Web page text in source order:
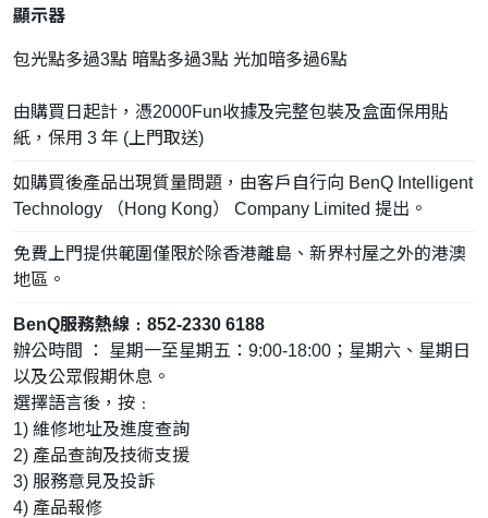
顯示器
包光點多過3點 暗點多過3點 光加暗多過6點
由購買日起計，憑2000Fun收據及完整包裝及盒面保用貼
紙，保用 3 年 (上門取送)
如購買後產品出現質量問題，由客戶自行向 BenQ Intelligent
Technology （Hong Kong） Company Limited 提出。
免費上門提供範圍僅限於除香港離島、新界村屋之外的港澳
地區。
BenQ服務熱線﹕852-2330 6188
辦公時間 ： 星期一至星期五：9:00-18:00；星期六、星期日
以及公眾假期休息。
選擇語言後，按﹕
1) 維修地址及進度查詢
2) 產品查詢及技術支援
3) 服務意見及投訴
4) 產品報修